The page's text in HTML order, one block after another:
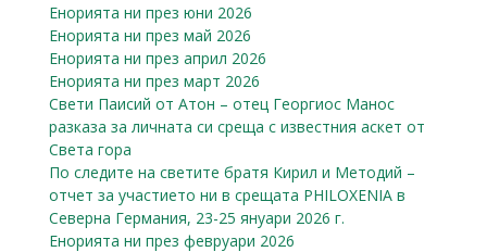
Енорията ни през юни 2026
Енорията ни през май 2026
Енорията ни през април 2026
Енорията ни през март 2026
Свети Паисий от Атон – отец Георгиос Манос
разказa за личната си среща с известния аскет от
Света гора
По следите на светите братя Кирил и Методий –
отчет за участието ни в срещата PHILOXENIA в
Северна Германия, 23-25 януари 2026 г.
Енорията ни през февруари 2026